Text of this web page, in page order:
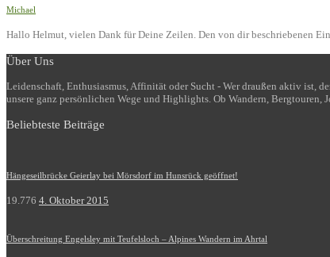
Michael
Hallo Helmut, vielen Dank für Deine Zeilen. Den von dir beschriebenen
Über Uns
Leidenschaft, Enthusiasmus, Affinität oder Sucht - Wer draußen aktiv ist,
unsere ganz persönlichen Wege und Highlights. Ob Wandern, Bergtouren,
Beliebteste Beiträge
Hängeseilbrücke Geierlay bei Mörsdorf im Hunsrück geöffnet!
19.776 4. Oktober 2015
Überschreitung Engelsley mit Teufelsloch – Alpines Wandern im Ahrtal